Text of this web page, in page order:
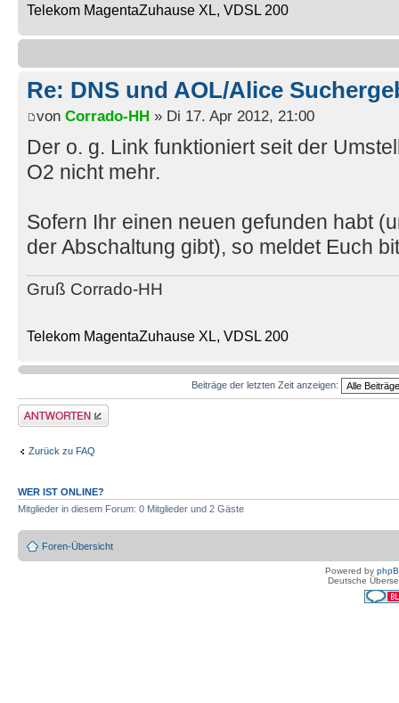
Telekom MagentaZuhause XL, VDSL 200
Re: DNS und AOL/Alice
von Corrado-HH » Di 17. Apr 2012, 21:00
Der o. g. Link funktioniert seit der
O2 nicht mehr.
Sofern Ihr einen neuen gefunden habt
der Abschaltung gibt), so meldet Euch
Gruß Corrado-HH
Telekom MagentaZuhause XL, VDSL 200
Beiträge der letzten Zeit anzeigen:
Antwort erstellen
Zurück zu FAQ
WER IST ONLINE?
Mitglieder in diesem Forum: 0 Mitglieder und 2 Gäste
Foren-Übersicht
Powered by
Deutsche